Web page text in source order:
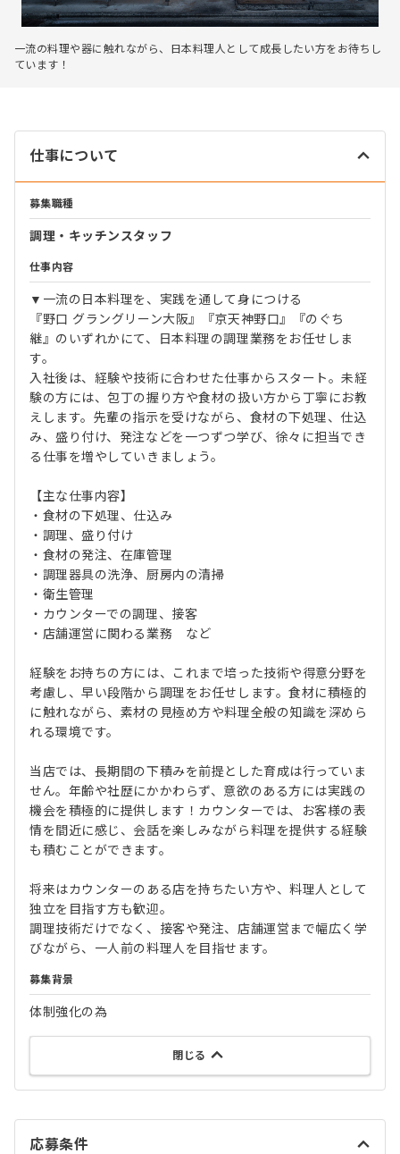
一流の料理や器に触れながら、日本料理人として成長したい方をお待ちし
ています！
仕事について
募集職種
調理・キッチンスタッフ
仕事内容
▼一流の日本料理を、実践を通して身につける
『野口 グラングリーン大阪』『京天神野口』『のぐち
継』のいずれかにて、日本料理の調理業務をお任せしま
す。
入社後は、経験や技術に合わせた仕事からスタート。未経
験の方には、包丁の握り方や食材の扱い方から丁寧にお教
えします。先輩の指示を受けながら、食材の下処理、仕込
み、盛り付け、発注などを一つずつ学び、徐々に担当でき
る仕事を増やしていきましょう。
【主な仕事内容】
・食材の下処理、仕込み
・調理、盛り付け
・食材の発注、在庫管理
・調理器具の洗浄、厨房内の清掃
・衛生管理
・カウンターでの調理、接客
・店舗運営に関わる業務 など
経験をお持ちの方には、これまで培った技術や得意分野を
考慮し、早い段階から調理をお任せします。食材に積極的
に触れながら、素材の見極め方や料理全般の知識を深めら
れる環境です。
当店では、長期間の下積みを前提とした育成は行っていま
せん。年齢や社歴にかかわらず、意欲のある方には実践の
機会を積極的に提供します！カウンターでは、お客様の表
情を間近に感じ、会話を楽しみながら料理を提供する経験
も積むことができます。
将来はカウンターのある店を持ちたい方や、料理人として
独立を目指す方も歓迎。
調理技術だけでなく、接客や発注、店舗運営まで幅広く学
びながら、一人前の料理人を目指せます。
募集背景
体制強化の為
閉じる
応募条件